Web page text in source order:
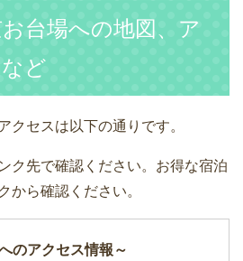
台場への地図、ア
ど
クセスは以下の通りです。
ク先で確認ください。お得な宿泊
から確認ください。
のアクセス情報～